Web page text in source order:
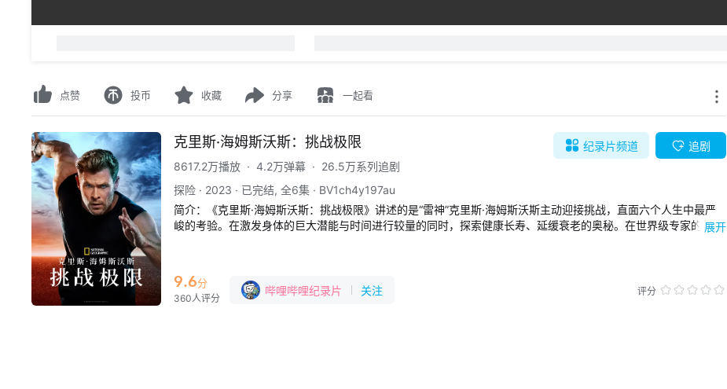
点赞 投币 收藏 分享 一起看
克里斯·海姆斯沃斯：挑战极限
8617.2万播放 · 4.2万弹幕 · 26.5万系列追剧
探险 · 2023 · 已完结, 全6集 · BV1ch4y197au
简介：
《克里斯·海姆斯沃斯：挑战极限》讲述的是“雷神”克里斯·海姆斯沃斯主动迎接挑战，直面六个人生中最严
峻的考验。在激发身体的巨大潜能与时间进行较量的同时，探索健康长寿、延缓衰老的奥秘。在世界级专家的策
残酷的挑战却在最后迎来了主题的升华。这是一个关于接受生命、接受衰老的过程。生命充满了伤痛，人生饱含着
苦楚，但尊重生命，拥抱世界，向他人传递正能量，这是每一个人的必修课。
展开
9.6分
360人评分
哔哩哔哩纪录片 关注 评分
纪录片频道 追剧